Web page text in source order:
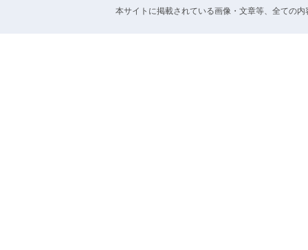
本サイトに掲載されている画像・文章等、全ての